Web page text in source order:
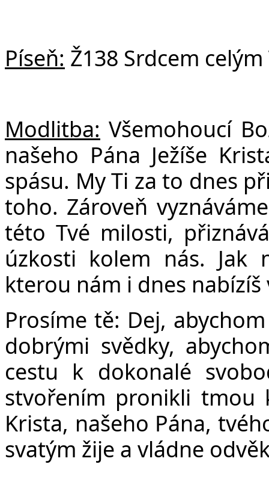
Píseň: Ž138 Srdcem
Modlitba: Všemohoucí
našeho Pána Ježíše
spásu. My Ti za to dnes
toho. Zároveň
této Tvé milosti,
úzkosti kolem nás. Jak
kterou nám i dnes
Prosíme tě: Dej,
dobrými svědky,
cestu k dokonalé
stvořením pronikli tmou
Krista, našeho Pána,
svatým žije a vládne